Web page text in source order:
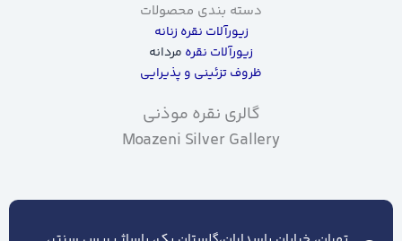
دسته بندی محصولات
زیورآلات نقره زنانه
زیورآلات نقره مردانه
ظروف تزئینی و پذیرایی
گالری نقره موذنی
Moazeni Silver Gallery